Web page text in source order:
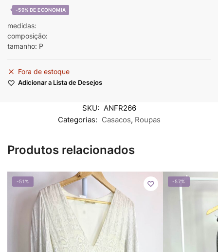
-59%
medidas:
composição:
tamanho: P
Fora de estoque
Adicionar a Lista de Desejos
SKU: ANFR266
Categorias: Casacos, Roupas
Produtos relacionados
-51% -57%